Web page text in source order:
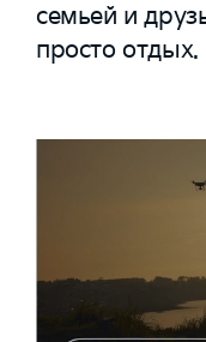
семьей и
просто отдых.